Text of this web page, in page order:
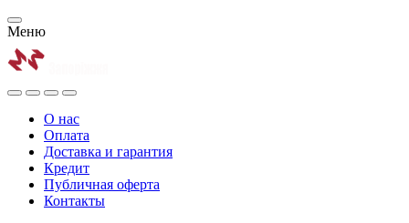
Меню
О нас
Оплата
Доставка и гарантия
Кредит
Публичная оферта
Контакты